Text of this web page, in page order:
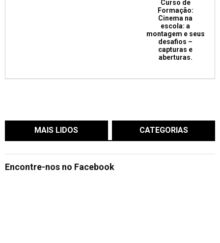
Curso de
Formação:
Cinema na
escola: a
montagem e seus
desafios –
capturas e
aberturas.
MAIS LIDOS CATEGORIAS
Encontre-nos no Facebook